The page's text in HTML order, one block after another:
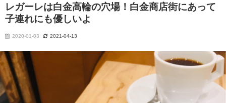
レガーレは白金高輪の穴場！白金商店街にあって
子連れにも優しいよ
2020-01-03 2021-04-13